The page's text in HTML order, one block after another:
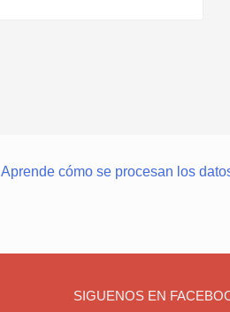
Aprende cómo se procesan los
SIGUENOS EN